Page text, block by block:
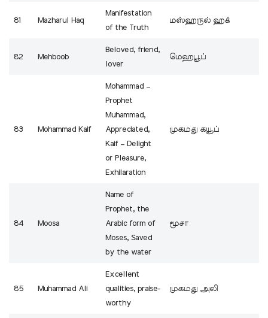
81 Mazharul Haq
Manifestation
of the Truth
மஸ்ஹருல் ஹக்
82 Mehboob
Beloved, friend,
lover
மெஹபூப்
83 Mohammad Kaif
Mohammad –
Prophet
Muhammad,
Appreciated,
Kaif – Delight
or Pleasure,
Exhilaration
முகமது கயூப்
84 Moosa
Name of
Prophet, the
Arabic form of
Moses, Saved
by the water
மூசா
85 Muhammad Ali
Excellent
qualities, praise-
worthy
முகமது அலி